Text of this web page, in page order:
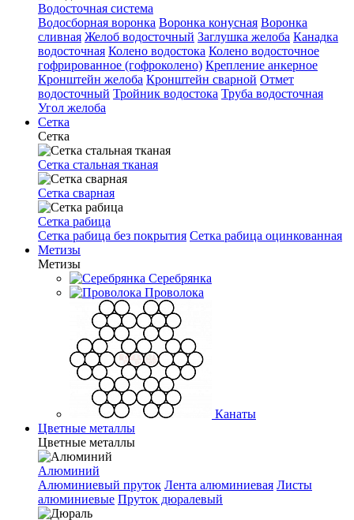
Водосточная система
Водосборная воронка Воронка конусная Воронка
сливная Желоб водосточный Заглушка желоба Канадка
водосточная Колено водостока Колено водосточное
гофрированное (гофроколено) Крепление анкерное
Кронштейн желоба Кронштейн сварной Отмет
водосточный Тройник водостока Труба водосточная
Угол желоба
Сетка
Сетка
Сетка стальная тканая
Сетка сварная
Сетка рабица
Сетка рабица без покрытия Сетка рабица оцинкованная
Метизы
Метизы
Серебрянка
Проволока
Канаты
Цветные металлы
Цветные металлы
Алюминий
Алюминиевый пруток Лента алюминиевая Листы
алюминиевые Пруток дюралевый